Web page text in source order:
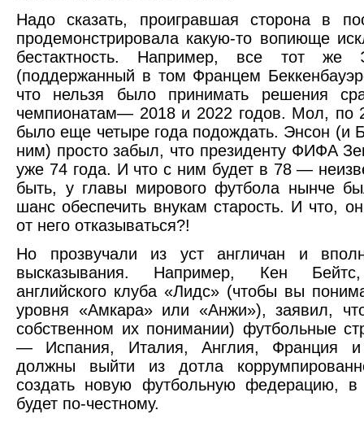
Надо сказать, проигравшая сторона в
продемонстрировала какую-то вопиюще
бестактность. Например, все тот же
(поддержанный в том Францем
что нельзя было принимать решения
чемпионатам— 2018 и 2022 годов. Мол, по
было еще четыре года подождать. Энсон (и
ним) просто забыл, что президенту ФИФА
уже 74 года. И что с ним будет в 78 —
быть, у главы мирового футбола нынче
шанс обеспечить внукам старость. И что,
от него отказываться?!
Но прозвучали из уст англичан и
высказывания. Например, Кен Бейтс,
английского клуба «Лидс» (чтобы вы
уровня «Амкара» или «Анжи»), заявил,
собственном их понимании) футбольные
— Испания, Италия, Англия, Франция
должны выйти из дотла
создать новую футбольную федерацию, в
будет по-честному.